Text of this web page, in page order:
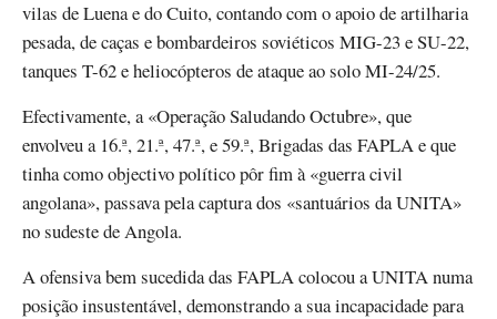
vilas de Luena e do Cuito, contando com o apoio de artilharia
pesada, de caças e bombardeiros soviéticos MIG-23 e SU-22,
tanques T-62 e heliocópteros de ataque ao solo MI-24/25.
Efectivamente, a «Operação Saludando Octubre», que
envolveu a 16.ª, 21.ª, 47.ª, e 59.ª, Brigadas das FAPLA e que
tinha como objectivo político pôr fim à «guerra civil
angolana», passava pela captura dos «santuários da UNITA»
no sudeste de Angola.
A ofensiva bem sucedida das FAPLA colocou a UNITA numa
posição insustentável, demonstrando a sua incapacidade para